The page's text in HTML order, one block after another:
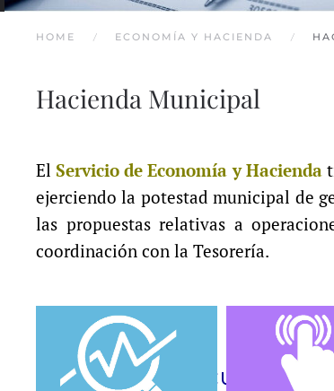
HOME ECONOMÍA Y HACIENDA
Hacienda Municipal
ElServicio de Economía y Hacienda
ejerciendo la potestad municipal de
las propuestas relativas a
coordinación con la Tesorería.
TESORERÍA.